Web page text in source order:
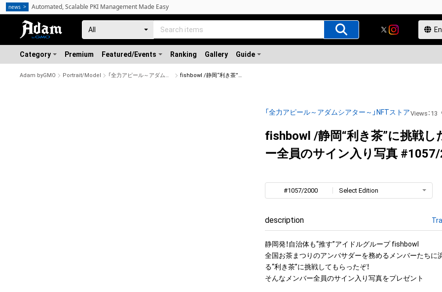
Category Premium Featured/Events Ranking Gallery Guide
Adam byGMO Portrait/Model 「全力アピール～アダムシアター～」NFTストア fishbowl /静岡“利き茶”に挑戦したメンバー全員のサイン入り写真
「全力アピール～アダムシアター～」NFTストアViews ： 13
fishbowl /静岡“利き茶”に挑戦し
ー全員のサイン入り写真
#1057/2000 Select Edition
description
静岡発！自治体も“推す”アイドルグループ fishbowl
全国お茶まつりのアンバサダーを務めるメンバーたちに
る“利き茶”に挑戦してもらったぞ！
そんなメンバー全員のサイン入り写真をプレゼント
news Automated, Scalable PKI Management Made Easy